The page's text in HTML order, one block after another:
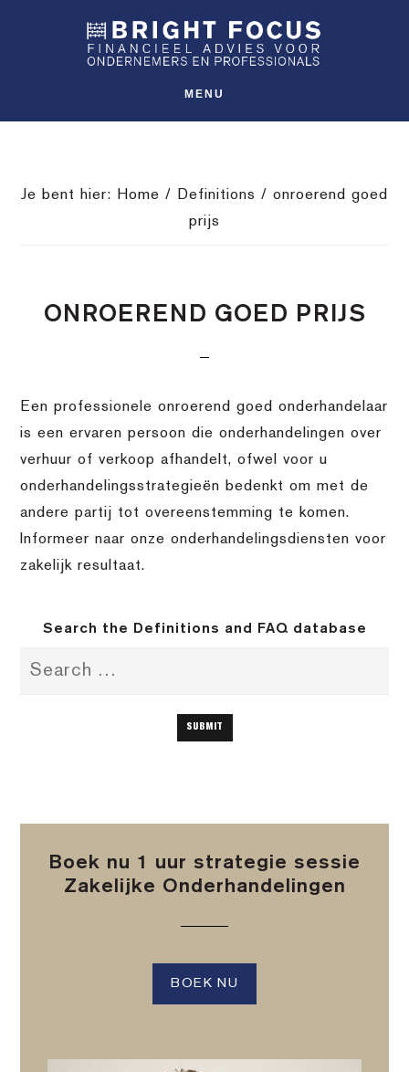
inhoud
MENU
Je bent hier: Home / Definitions / onroerend goed
prijs
ONROEREND GOED PRIJS
Een professionele onroerend goed onderhandelaar
is een ervaren persoon die onderhandelingen over
verhuur of verkoop afhandelt, ofwel voor u
onderhandelingsstrategieën bedenkt om met de
andere partij tot overeenstemming te komen.
Informeer naar onze onderhandelingsdiensten voor
zakelijk resultaat.
Search the Definitions and FAQ database
Boek nu 1 uur strategie sessie
Zakelijke Onderhandelingen
BOEK NU